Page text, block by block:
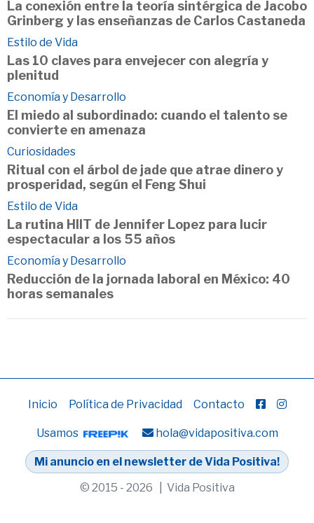
La conexión entre la teoría sintérgica de Jacobo
Grinberg y las enseñanzas de Carlos Castaneda
Estilo de Vida
Las 10 claves para envejecer con alegría y
plenitud
Economía y Desarrollo
El miedo al subordinado: cuando el talento se
convierte en amenaza
Curiosidades
Ritual con el árbol de jade que atrae dinero y
prosperidad, según el Feng Shui
Estilo de Vida
La rutina HIIT de Jennifer Lopez para lucir
espectacular a los 55 años
Economía y Desarrollo
Reducción de la jornada laboral en México: 40
horas semanales
Inicio Política de Privacidad Contacto
Usamos hola@vidapositiva.com
Mi anuncio en el newsletter de Vida Positiva!
© 2015 - 2026 | Vida Positiva